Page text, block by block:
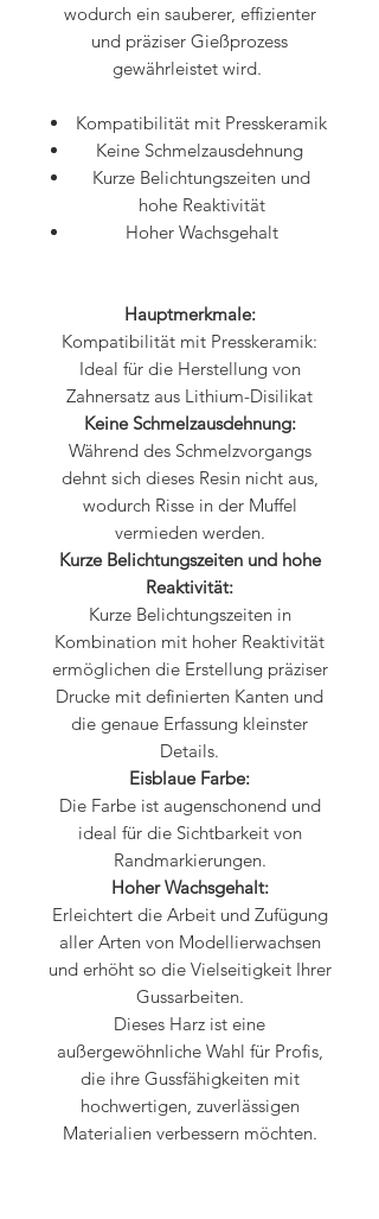
wodurch ein sauberer, effizienter
und präziser Gießprozess
gewährleistet wird.
Kompatibilität mit Presskeramik
Keine Schmelzausdehnung
Kurze Belichtungszeiten und
hohe Reaktivität
Hoher Wachsgehalt
Hauptmerkmale:
Kompatibilität mit Presskeramik:
Ideal für die Herstellung von
Zahnersatz aus Lithium-Disilikat
Keine Schmelzausdehnung:
Während des Schmelzvorgangs
dehnt sich dieses Resin nicht aus,
wodurch Risse in der Muffel
vermieden werden.
Kurze Belichtungszeiten und hohe
Reaktivität:
Kurze Belichtungszeiten in
Kombination mit hoher Reaktivität
ermöglichen die Erstellung präziser
Drucke mit definierten Kanten und
die genaue Erfassung kleinster
Details.
Eisblaue Farbe:
Die Farbe ist augenschonend und
ideal für die Sichtbarkeit von
Randmarkierungen.
Hoher Wachsgehalt:
Erleichtert die Arbeit und Zufügung
aller Arten von Modellierwachsen
und erhöht so die Vielseitigkeit Ihrer
Gussarbeiten.
Dieses Harz ist eine
außergewöhnliche Wahl für Profis,
die ihre Gussfähigkeiten mit
hochwertigen, zuverlässigen
Materialien verbessern möchten.